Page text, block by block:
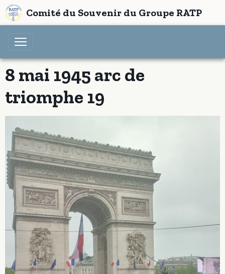
Comité du Souvenir du Groupe RATP
8 mai 1945 arc de
triomphe 19